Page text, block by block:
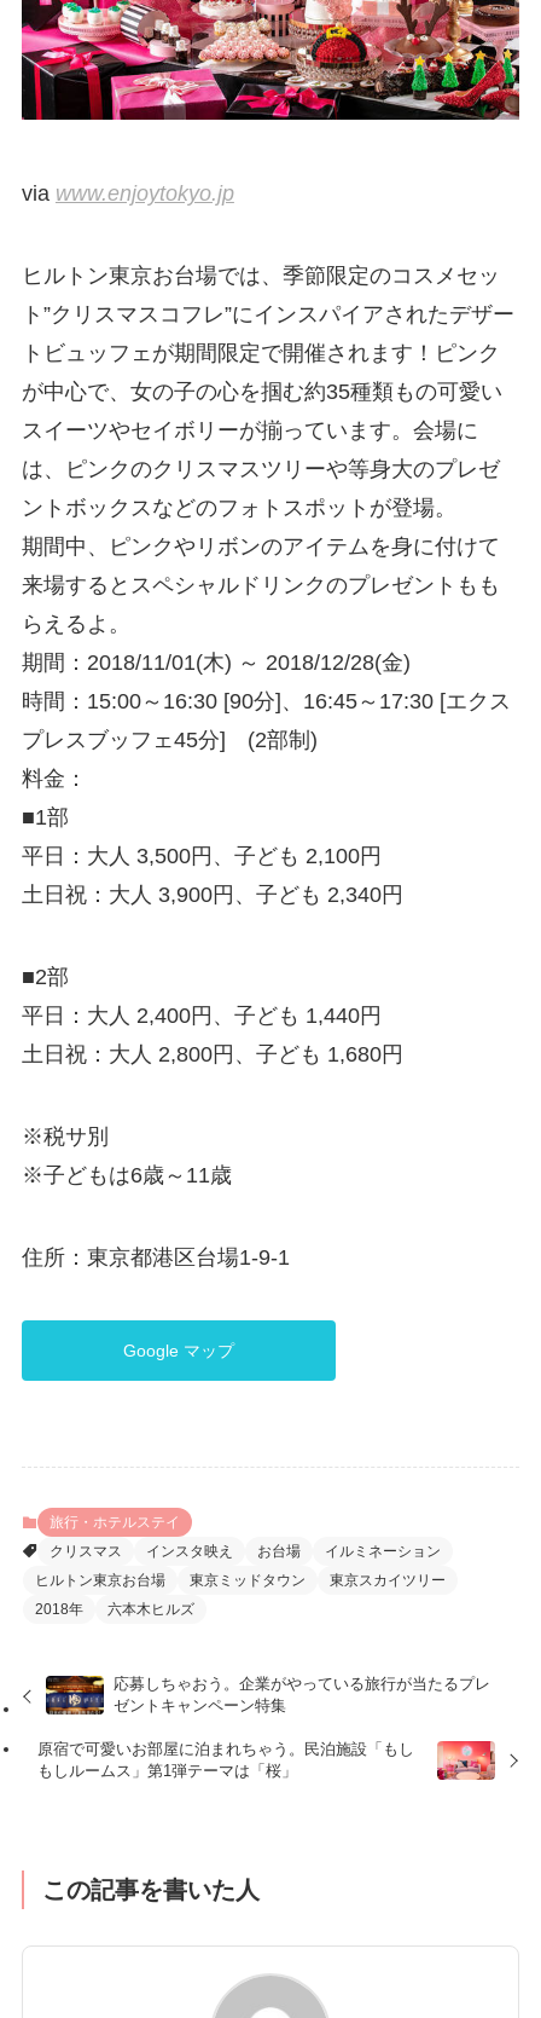
via www.enjoytokyo.jp
ヒルトン東京お台場では、季節限定のコスメセッ
ト”クリスマスコフレ”にインスパイアされたデザー
トビュッフェが期間限定で開催されます！ピンク
が中心で、女の子の心を掴む約35種類もの可愛い
スイーツやセイボリーが揃っています。会場に
は、ピンクのクリスマスツリーや等身大のプレゼ
ントボックスなどのフォトスポットが登場。
期間中、ピンクやリボンのアイテムを身に付けて
来場するとスペシャルドリンクのプレゼントもも
らえるよ。
期間：2018/11/01(木) ～ 2018/12/28(金)
時間：15:00～16:30 [90分]、16:45～17:30 [エクス
プレスブッフェ45分] (2部制)
料金：
■1部
平日：大人 3,500円、子ども 2,100円
土日祝：大人 3,900円、子ども 2,340円
■2部
平日：大人 2,400円、子ども 1,440円
土日祝：大人 2,800円、子ども 1,680円
※税サ別
※子どもは6歳～11歳
住所：東京都港区台場1-9-1
Google マップ
旅行・ホテルステイ
クリスマス
インスタ映え お台場
イルミネーション
ヒルトン東京お台場
東京ミッドタウン
東京スカイツリー
2018年
六本木ヒルズ
応募しちゃおう。企業がやっている旅行が当たるプレ
ゼントキャンペーン特集
原宿で可愛いお部屋に泊まれちゃう。民泊施設「もし
もしルームス」第1弾テーマは「桜」
この記事を書いた人